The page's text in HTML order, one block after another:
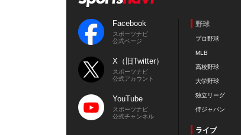
Facebook
スポーツナビ
公式ページ
X（旧Twitter）
スポーツナビ
公式アカウント
YouTube
スポーツナビ
公式チャンネル
野球
プロ野球
MLB
高校野球
大学野球
独立リーグ
侍ジャパン
ライブ